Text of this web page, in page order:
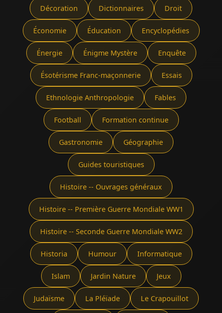
Décoration Dictionnaires Droit
Économie Éducation Encyclopédies
Énergie Énigme Mystère Enquête
Ésotérisme Franc-maçonnerie Essais
Ethnologie Anthropologie Fables
Football Formation continue
Gastronomie Géographie
Guides touristiques
Histoire -- Ouvrages généraux
Histoire -- Première Guerre Mondiale WW1
Histoire -- Seconde Guerre Mondiale WW2
Historia Humour Informatique
Islam Jardin Nature Jeux
Judaïsme La Pléïade Le Crapouillot